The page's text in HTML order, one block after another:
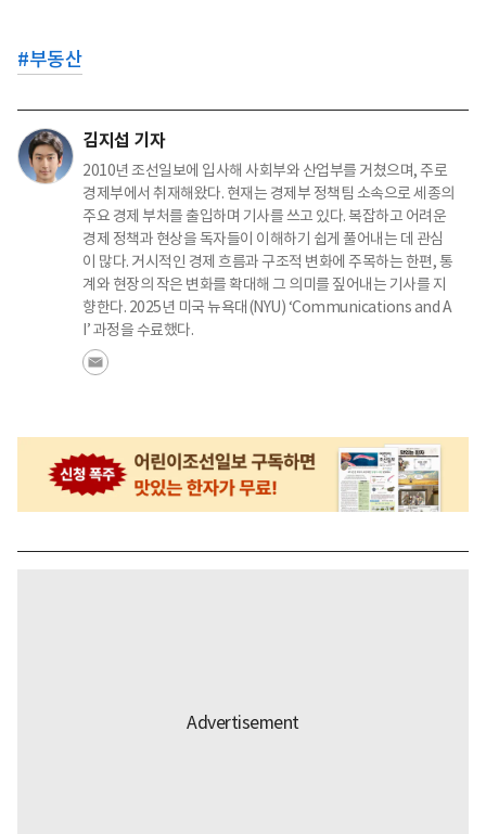
#부동산
김지섭 기자
2010년 조선일보에 입사해 사회부와 산업부를 거쳤으며, 주로
경제부에서 취재해왔다. 현재는 경제부 정책팀 소속으로 세종의
주요 경제 부처를 출입하며 기사를 쓰고 있다. 복잡하고 어려운
경제 정책과 현상을 독자들이 이해하기 쉽게 풀어내는 데 관심
이 많다. 거시적인 경제 흐름과 구조적 변화에 주목하는 한편, 통
계와 현장의 작은 변화를 확대해 그 의미를 짚어내는 기사를 지
향한다. 2025년 미국 뉴욕대(NYU) ‘Communications and A
I’ 과정을 수료했다.